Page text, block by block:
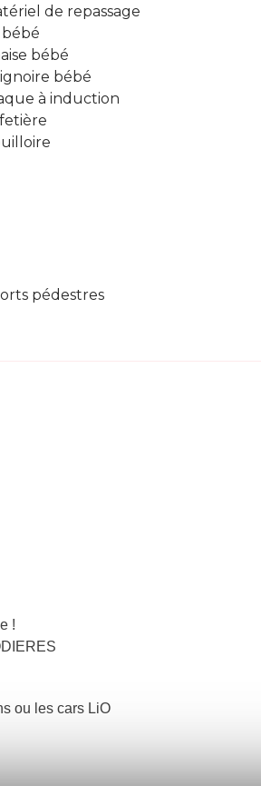
de repassage
bébé
bébé
bébé
à induction
pédestres
!
ou les cars LiO